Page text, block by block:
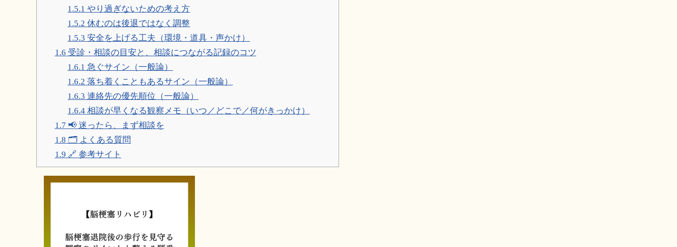
1.5.1 やり過ぎないための考え方
1.5.2 休むのは後退ではなく調整
1.5.3 安全を上げる工夫（環境・道具・声かけ）
1.6 受診・相談の目安と、相談につながる記録のコツ
1.6.1 急ぐサイン（一般論）
1.6.2 落ち着くこともあるサイン（一般論）
1.6.3 連絡先の優先順位（一般論）
1.6.4 相談が早くなる観察メモ（いつ／どこで／何がきっかけ）
1.7 📢 迷ったら、まず相談を
1.8 🗂 よくある質問
1.9 🔗 参考サイト